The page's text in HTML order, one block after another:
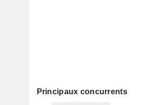
Principaux concurrents